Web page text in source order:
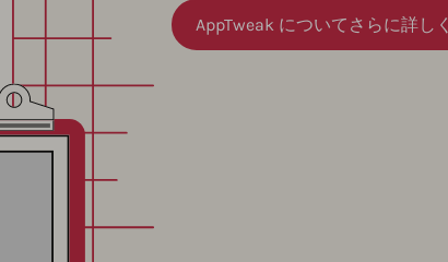
AppTweak についてさらに詳しく